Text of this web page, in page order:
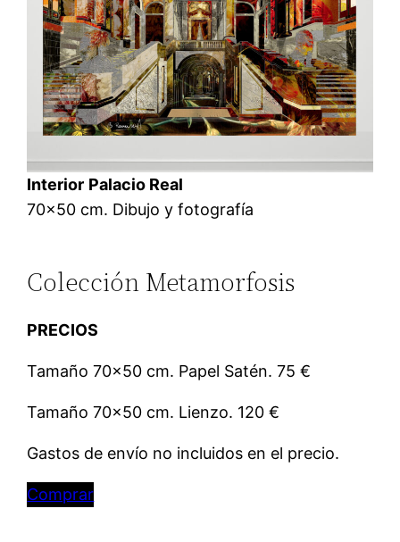
Interior Palacio Real
70×50 cm. Dibujo y fotografía
Colección Metamorfosis
PRECIOS
Tamaño 70×50 cm. Papel Satén. 75 €
Tamaño 70×50 cm. Lienzo. 120 €
Gastos de envío no incluidos en el precio.
Comprar